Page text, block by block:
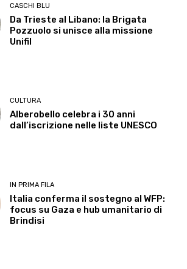
CASCHI BLU
Da Trieste al Libano: la Brigata
Pozzuolo si unisce alla missione
Unifil
CULTURA
Alberobello celebra i 30 anni
dall’iscrizione nelle liste UNESCO
IN PRIMA FILA
Italia conferma il sostegno al WFP:
focus su Gaza e hub umanitario di
Brindisi